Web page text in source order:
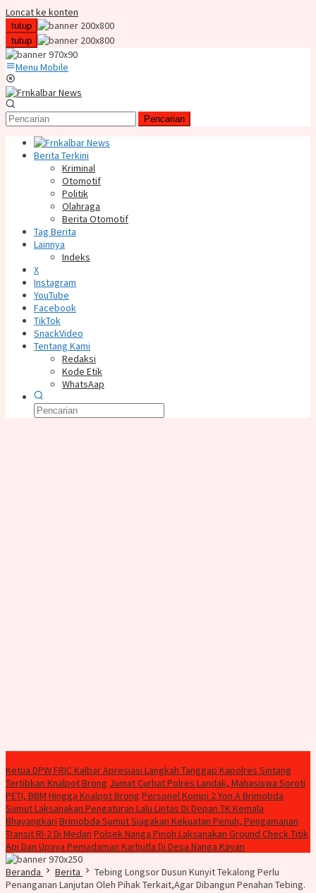
Loncat ke konten
tutup
tutup
Menu Mobile
Pencarian
Berita Terkini
Kriminal
Otomotif
Politik
Olahraga
Berita Otomotif
Tag Berita
Lainnya
Indeks
X
Instagram
YouTube
Facebook
TikTok
SnackVideo
Tentang Kami
Redaksi
Kode Etik
WhatsAap
Ketua DPW FRIC Kalbar Apresiasi Langkah Tanggap Kapolres Sintang
Tertibkan Knalpot Brong Jumat Curhat Polres Landak, Mahasiswa Soroti
PETI, BBM Hingga Knalpot Brong Personel Kompi 2 Yon A Brimobda
Sumut Laksanakan Pengaturan Lalu Lintas Di Depan TK Kemala
Bhayangkari Brimobda Sumut Siagakan Kekuatan Penuh, Pengamanan
Transit RI-2 Di Medan Polsek Nanga Pinoh Laksanakan Ground Check Titik
Api Dan Upaya Pemadaman Karhutla Di Desa Nanga Kayan
Beranda
Berita
Tebing Longsor Dusun Kunyit Tekalong Perlu
Penanganan Lanjutan Oleh Pihak Terkait,Agar Dibangun Penahan Tebing.